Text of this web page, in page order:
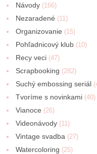
Návody (166)
Nezaradené (11)
Organizovanie (15)
Pohľadnicový klub (10)
Recy veci (47)
Scrapbooking (282)
Suchý embossing seriál
Tvoríme s novinkami (40)
Vianoce (26)
Videonávody (11)
Vintage svadba (27)
Watercoloring (25)